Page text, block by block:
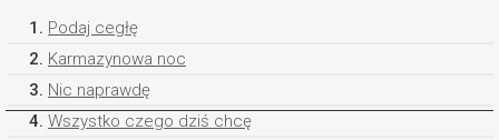
1. Podaj cegłę
2. Karmazynowa noc
3. Nic naprawdę
4. Wszystko czego dziś chcę